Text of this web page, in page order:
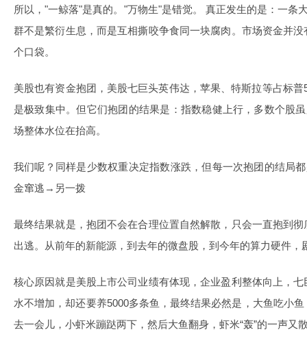
所以，"一鲸落"是真的。"万物生"是错觉。 真正发生的是：一条
群不是繁衍生息，而是互相撕咬争食同一块腐肉。市场资金并
个口袋。
美股也有资金抱团，美股七巨头英伟达，苹果、特斯拉等占标
是极致集中。但它们抱团的结果是：指数稳健上行，多数个股
场整体水位在抬高。
我们呢？同样是少数权重决定指数涨跌，但每一次抱团的结
金窜逃→另一拨
最终结果就是，抱团不会在合理位置自然解散，只会一直抱到
出逃。从前年的新能源，到去年的微盘股，到今年的算力硬件，
核心原因就是美股上市公司业绩有体现，企业盈利整体向上，
水不增加，却还要养5000多条鱼，最终结果必然是，大鱼吃小
去一会儿，小虾米蹦跶两下，然后大鱼翻身，虾米“轰”的一声又